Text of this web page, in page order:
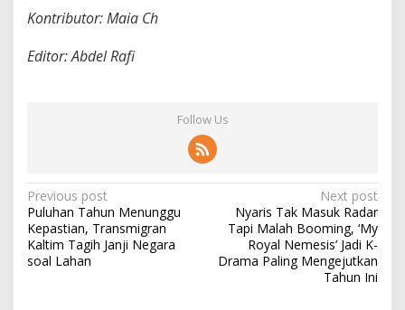
Kontributor: Maia Ch
Editor: Abdel Rafi
Follow Us
P
o
s
Previous post
Puluhan Tahun Menunggu
Kepastian, Transmigran
Kaltim Tagih Janji Negara
soal Lahan
Next post
Nyaris Tak Masuk Radar
Tapi Malah Booming, ‘My
Royal Nemesis’ Jadi K-
Drama Paling Mengejutkan
Tahun Ini